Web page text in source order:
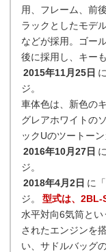
用、フレーム、前
ラックとしたモデ
などが採用。ゴー
後に採用し、キー
2015年11月25日
ジ。
車体色は、新色の
グレアホワイトの
ックUのツートー
2016年10月27日
ジ。
2018年4月2日 に
ジ。
型式は、2BL-
水平対向6気筒と
されたエンジンを
い、サドルバッグ